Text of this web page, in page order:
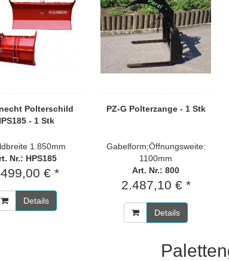
Polterschild
- 1 Stk
1.850mm
Nr.: HPS185
€ *
Details
PZ-G Polterzange - 1 Stk
Gabelform;Öffnungsweite:
1100mm
Art. Nr.: 800
2.487,10 € *
Details